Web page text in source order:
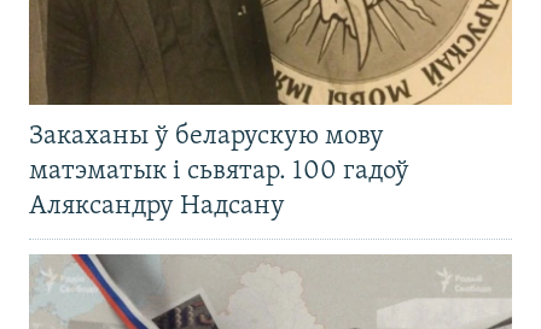
Закаханы ў беларускую мову
матэматык і сьвятар. 100 гадоў
Аляксандру Надсану